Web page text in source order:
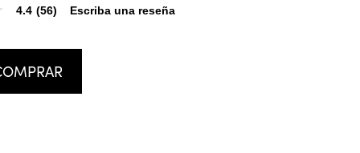
4.4 (56) Escriba una reseña